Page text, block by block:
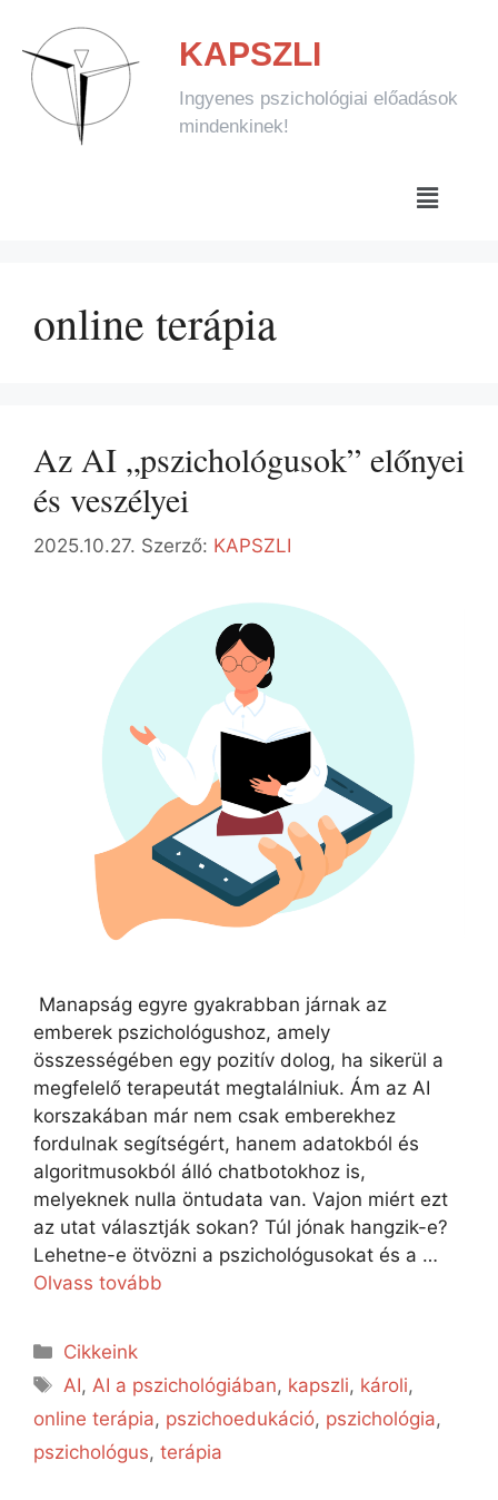
KAPSZLI
Ingyenes pszichológiai előadások
mindenkinek!
online terápia
Az AI „pszichológusok” előnyei
és veszélyei
2025.10.27. Szerző: KAPSZLI
Manapság egyre gyakrabban járnak az
emberek pszichológushoz, amely
összességében egy pozitív dolog, ha sikerül a
megfelelő terapeutát megtalálniuk. Ám az AI
korszakában már nem csak emberekhez
fordulnak segítségért, hanem adatokból és
algoritmusokból álló chatbotokhoz is,
melyeknek nulla öntudata van. Vajon miért ezt
az utat választják sokan? Túl jónak hangzik-e?
Lehetne-e ötvözni a pszichológusokat és a …
Olvass tovább
Cikkeink
AI,AI a pszichológiában, kapszli, károli,
online terápia, pszichoedukáció, pszichológia,
pszichológus, terápia